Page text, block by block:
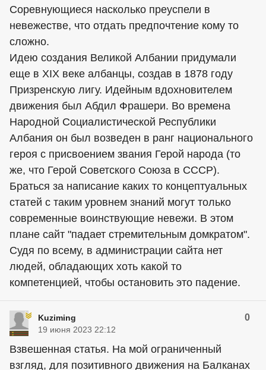
Соревнующиеся насколько преуспели в
невежестве, что отдать предпочтение кому то
сложно.
Идею создания Великой Албании придумали
еще в XIX веке албанцы, создав в 1878 году
Призренскую лигу. Идейным вдохновителем
движения был Абдил Фрашери. Во времена
Народной Социалистической Республики
Албания он был возведен в ранг национального
героя с присвоением звания Герой народа (то
же, что Герой Советского Союза в СССР).
Браться за написание каких то концептуальных
статей с таким уровнем знаний могут только
современные воинствующие невежи. В этом
плане сайт "падает стремительным домкратом".
Судя по всему, в администрации сайта нет
людей, обладающих хоть какой то
компетенцией, чтобы остановить это падение.
Kuziming 0
19 июня 2023 22:12
Взвешенная статья. На мой ограниченный
взгляд, для позитивного движения на Балканах